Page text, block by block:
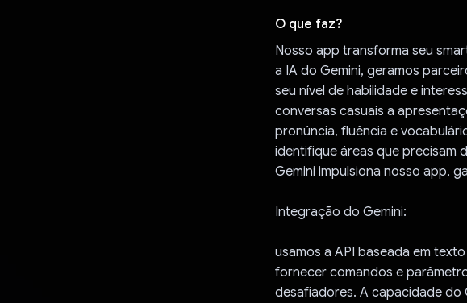
O que faz?
Nosso app transforma seu
a IA do Gemini, geramos
seu nível de habilidade e
conversas casuais a
pronúncia, fluência e
identifique áreas que precisam
Gemini impulsiona nosso app,
Integração do Gemini:
usamos a API baseada em
fornecer comandos e
desafiadores. A capacidade